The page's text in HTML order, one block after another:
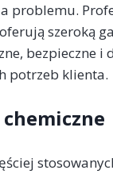
problemu.
szeroką
bezpieczne i
potrzeb klienta.